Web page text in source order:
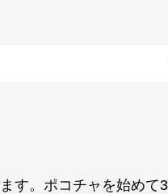
す。ポコチャを始めて